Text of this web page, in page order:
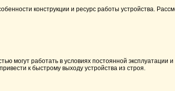
конструкции и ресурс работы устройства.
могут работать в условиях постоянной
к быстрому выходу устройства из строя.